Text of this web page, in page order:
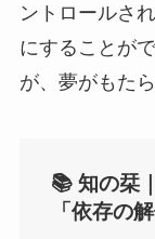
ントロールさ
にすることが
が、夢がもた
📚 知の栞
「依存の